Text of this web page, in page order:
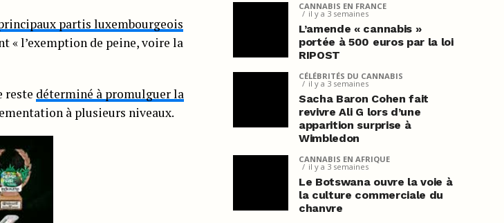
partis luxembourgeois
« l’exemption de peine, voire la
reste déterminé à promulguer la
à plusieurs niveaux.
CANNABIS EN FRANCE
il y a 3 semaines
L’amende « cannabis »
portée à 500 euros par la loi
RIPOST
CÉLÉBRITÉS DU CANNABIS
il y a 3 semaines
Sacha Baron Cohen fait
revivre Ali G lors d’une
apparition surprise à
Wimbledon
CANNABIS EN AFRIQUE
il y a 3 semaines
Le Botswana ouvre la voie à
la culture commerciale du
chanvre